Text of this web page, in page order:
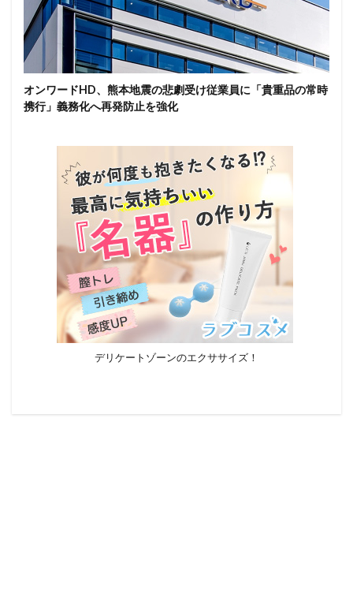
オンワードHD、熊本地震の悲劇受け従業員に「貴重品の常時
携行」義務化へ再発防止を強化
デリケートゾーンのエクササイズ！